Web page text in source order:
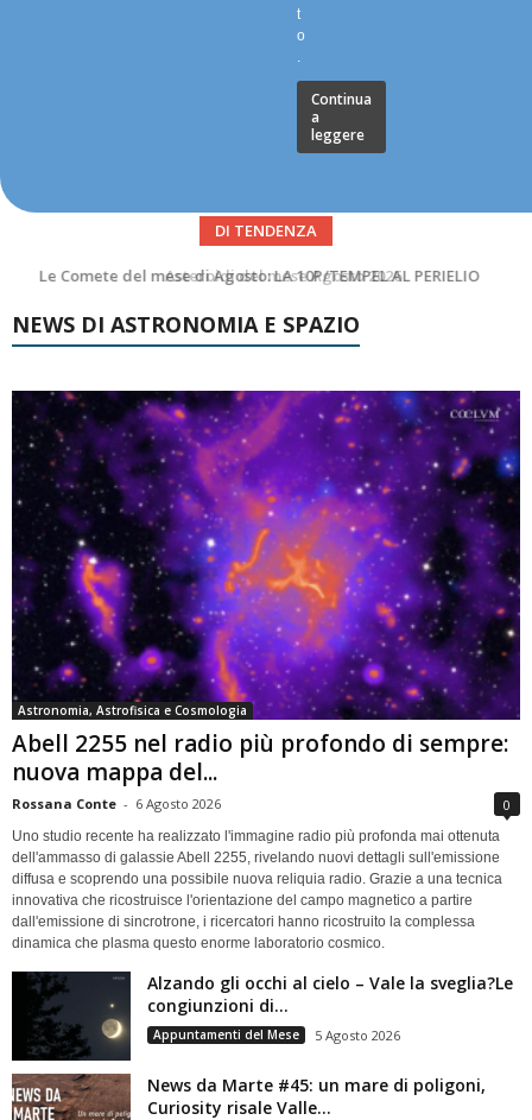
t
o
.
Continua
a
leggere
DI TENDENZA
Asteroidi del mese Agosto 2026
NEWS DI ASTRONOMIA E SPAZIO
Astronomia, Astrofisica e Cosmologia
Abell 2255 nel radio più profondo di sempre:
nuova mappa del...
Rossana Conte - 6 Agosto 2026 0
Uno studio recente ha realizzato l'immagine radio più profonda mai ottenuta
dell'ammasso di galassie Abell 2255, rivelando nuovi dettagli sull'emissione
diffusa e scoprendo una possibile nuova reliquia radio. Grazie a una tecnica
innovativa che ricostruisce l'orientazione del campo magnetico a partire
dall'emissione di sincrotrone, i ricercatori hanno ricostruito la complessa
dinamica che plasma questo enorme laboratorio cosmico.
Alzando gli occhi al cielo – Vale la sveglia?Le
congiunzioni di...
Appuntamenti del Mese 5 Agosto 2026
News da Marte #45: un mare di poligoni,
Curiosity risale Valle...